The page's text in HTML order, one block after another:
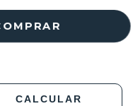
CALCULAR